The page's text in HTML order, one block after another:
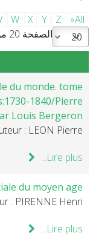
W X Y Z
»All
الصفحة 20 من 27 النتائج 381 - 400 من 539
du monde. tome
1840/Pierre
Louis Bergeron
: LEON Pierre
Lire plus...
du moyen age
: PIRENNE Henri
Lire plus...